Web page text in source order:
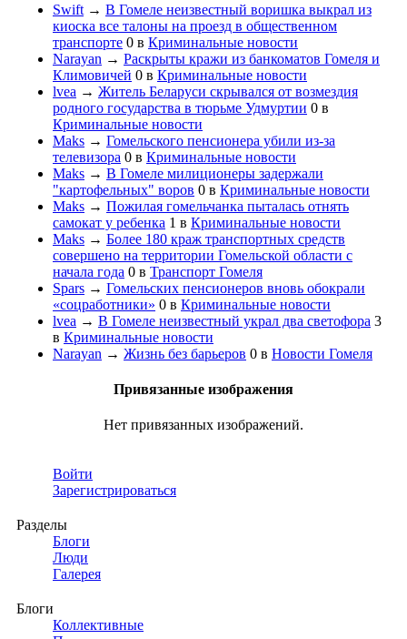
Swift → В Гомеле неизвестный воришка выкрал из
киоска все талоны на проезд в общественном
транспорте 0 в Криминальные новости
Narayan → Раскрыты кражи из банкоматов Гомеля и
Климовичей 0 в Криминальные новости
lvea → Житель Беларуси скрывался от возмездия
родного государства в тюрьме Удмуртии 0 в
Криминальные новости
Maks → Гомельского пенсионера убили из-за
телевизора 0 в Криминальные новости
Maks → В Гомеле милиционеры задержали
"картофельных" воров 0 в Криминальные новости
Maks → Пожилая гомельчанка пыталась отнять
самокат у ребенка 1 в Криминальные новости
Maks → Более 180 краж транспортных средств
совершено на территории Гомельской области с
начала года 0 в Транспорт Гомеля
Spars → Гомельских пенсионеров вновь обокрали
«соцработники» 0 в Криминальные новости
lvea → В Гомеле неизвестный украл два светофора 3
в Криминальные новости
Narayan → Жизнь без барьеров 0 в Новости Гомеля
Привязанные изображения
Нет привязанных изображений.
Войти
Зарегистрироваться
Разделы
Блоги
Люди
Галерея
Блоги
Коллективные